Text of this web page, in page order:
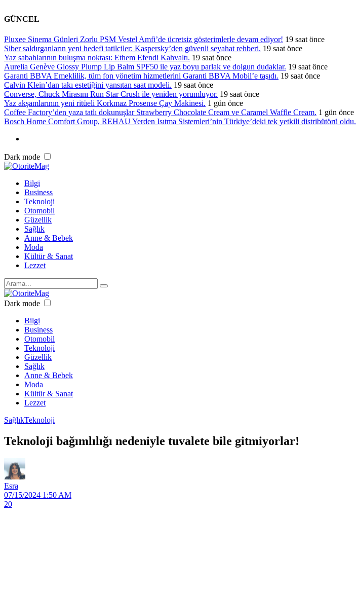
GÜNCEL
Pluxee Sinema Günleri Zorlu PSM Vestel Amfi’de ücretsiz gösterimlerle devam ediyor! 19 saat önce
Siber saldırganların yeni hedefi tatilciler: Kaspersky’den güvenli seyahat rehberi. 19 saat önce
Yaz sabahlarının buluşma noktası: Ethem Efendi Kahvaltı. 19 saat önce
Aurelia Genève Glossy Plump Lip Balm SPF50 ile yaz boyu parlak ve dolgun dudaklar. 19 saat önce
Garanti BBVA Emeklilik, tüm fon yönetim hizmetlerini Garanti BBVA Mobil’e taşıdı. 19 saat önce
Calvin Klein’dan takı estetiğini yansıtan saat modeli. 19 saat önce
Converse, Chuck Mirasını Run Star Crush ile yeniden yorumluyor. 19 saat önce
Yaz akşamlarının yeni ritüeli Korkmaz Prosense Çay Makinesi. 1 gün önce
Coffee Factory’den yaza tatlı dokunuşlar Strawberry Chocolate Cream ve Caramel Waffle Cream. 1 gün önce
Bosch Home Comfort Group, REHAU Yerden Isıtma Sistemleri’nin Türkiye’deki tek yetkili distribütörü oldu.
Dark mode
Bilgi
Business
Teknoloji
Otomobil
Güzellik
Sağlık
Anne & Bebek
Moda
Kültür & Sanat
Lezzet
Dark mode
Bilgi
Business
Otomobil
Teknoloji
Güzellik
Sağlık
Anne & Bebek
Moda
Kültür & Sanat
Lezzet
SağlıkTeknoloji
Teknoloji bağımlılığı nedeniyle tuvalete bile gitmiyorlar!
Esra
07/15/2024 1:50 AM
20